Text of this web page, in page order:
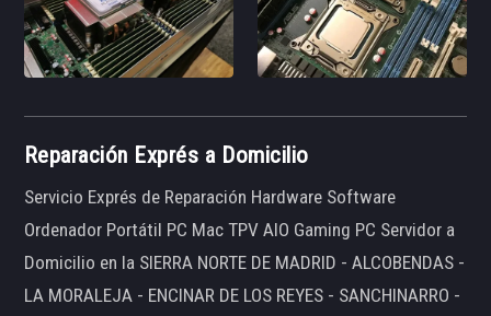
Reparación Exprés a Domicilio
Servicio Exprés de Reparación Hardware Software
Ordenador Portátil PC Mac TPV AIO Gaming PC Servidor a
Domicilio en la SIERRA NORTE DE MADRID - ALCOBENDAS -
LA MORALEJA - ENCINAR DE LOS REYES - SANCHINARRO -